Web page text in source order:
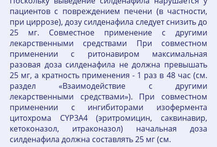
пациентов с повреждением печени (в частности,
при циррозе), дозу силденафила следует снизить до
25 мг. Совместное применение с другими
лекарственными средствами При совместном
применении с ритонавиром максимальная
разовая доза силденафила не должна превышать
25 мг, а кратность применения - 1 раз в 48 час (см.
раздел «Взаимодействие с другими
лекарственными средствами»). При совместном
применении с ингибиторами изофермента
цитохрома CYP3A4 (эритромицин, саквинавир,
кетоконазол, итраконазол) начальная доза
силденафила должна составлять 25 мг (см.